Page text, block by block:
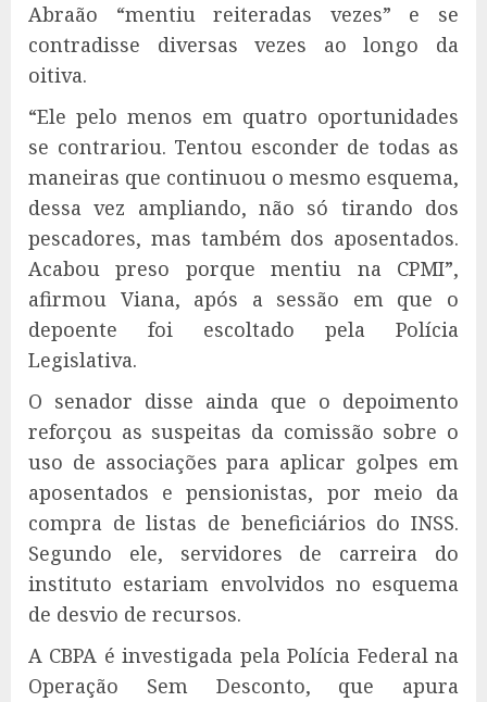
Abraão “mentiu reiteradas vezes” e se
contradisse diversas vezes ao longo da
oitiva.
“Ele pelo menos em quatro oportunidades
se contrariou. Tentou esconder de todas as
maneiras que continuou o mesmo esquema,
dessa vez ampliando, não só tirando dos
pescadores, mas também dos aposentados.
Acabou preso porque mentiu na CPMI”,
afirmou Viana, após a sessão em que o
depoente foi escoltado pela Polícia
Legislativa.
O senador disse ainda que o depoimento
reforçou as suspeitas da comissão sobre o
uso de associações para aplicar golpes em
aposentados e pensionistas, por meio da
compra de listas de beneficiários do INSS.
Segundo ele, servidores de carreira do
instituto estariam envolvidos no esquema
de desvio de recursos.
A CBPA é investigada pela Polícia Federal na
Operação Sem Desconto, que apura